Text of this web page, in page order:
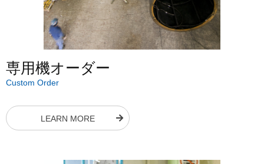
専用機オーダー
Custom Order
LEARN MORE